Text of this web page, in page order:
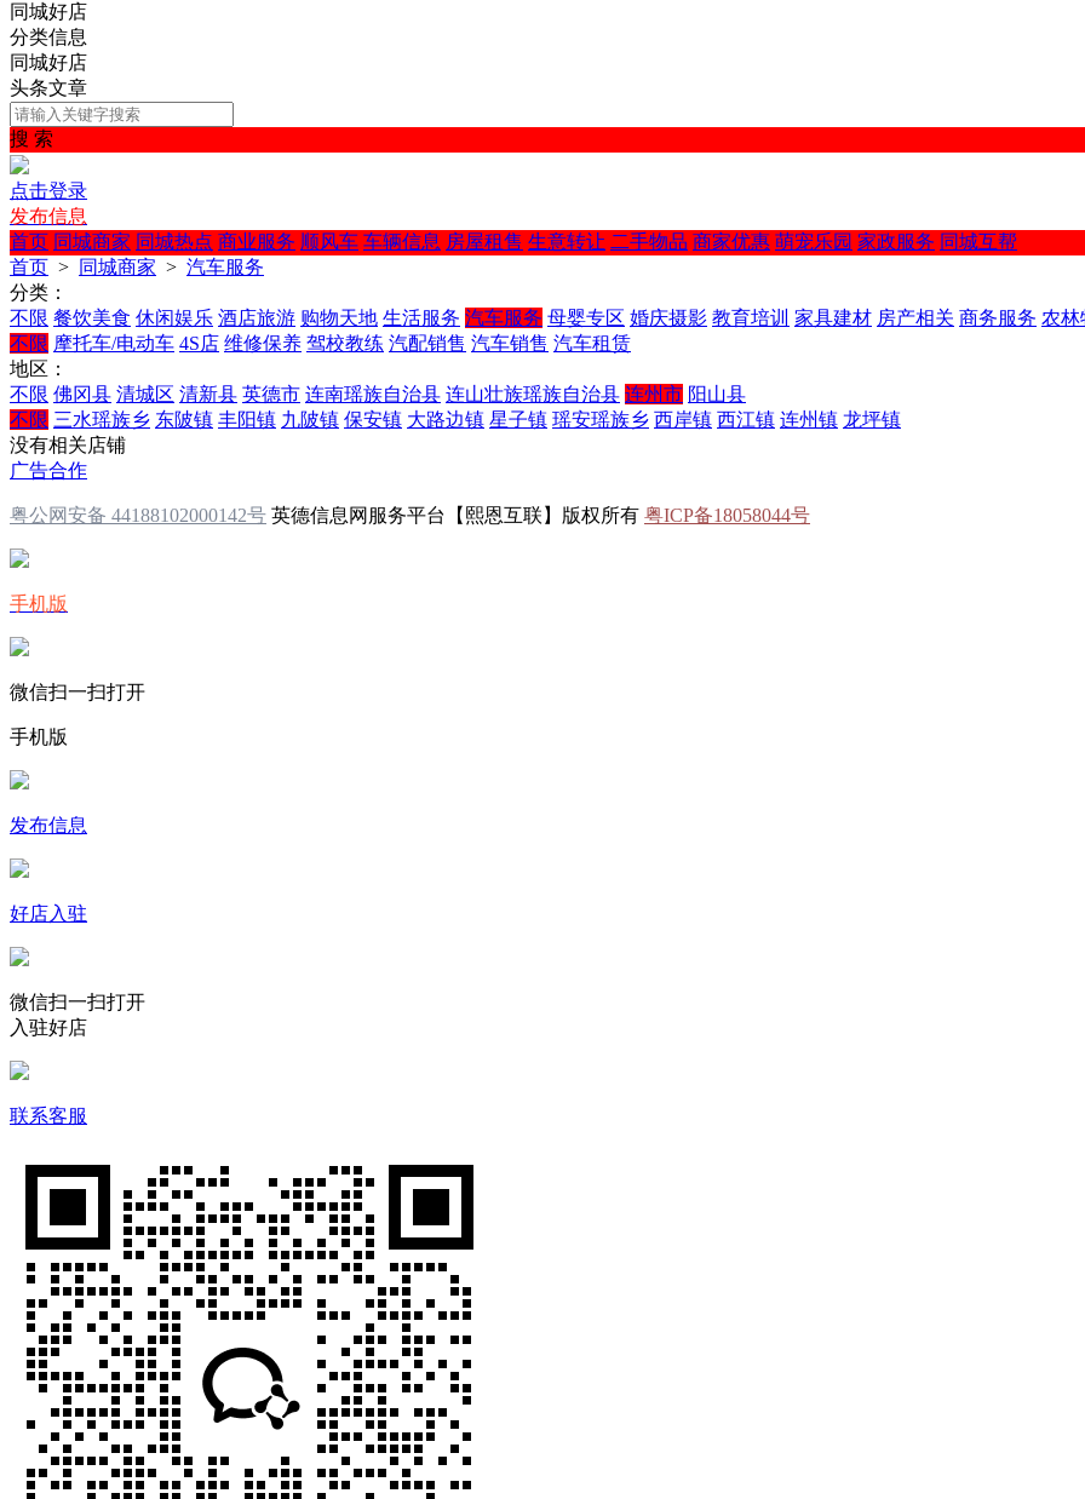
同城好店
分类信息
同城好店
头条文章
搜 索
点击登录
发布信息
首页 同城商家 同城热点 商业服务 顺风车 车辆信息 房屋租售 生意转让 二手物品 商家优惠 萌宠乐园 家政服务 同城互帮
首页 > 同城商家 > 汽车服务
分类：
不限 餐饮美食 休闲娱乐 酒店旅游 购物天地 生活服务 汽车服务 母婴专区 婚庆摄影 教育培训 家具建材 房产相关 商务服务 农林
不限 摩托车/电动车 4S店 维修保养 驾校教练 汽配销售 汽车销售 汽车租赁
地区：
不限 佛冈县 清城区 清新县 英德市 连南瑶族自治县 连山壮族瑶族自治县 连州市 阳山县
不限 三水瑶族乡 东陂镇 丰阳镇 九陂镇 保安镇 大路边镇 星子镇 瑶安瑶族乡 西岸镇 西江镇 连州镇 龙坪镇
没有相关店铺
广告合作
粤公网安备 44188102000142号 英德信息网服务平台【熙恩互联】版权所有 粤ICP备18058044号
手机版
微信扫一扫打开
手机版
发布信息
好店入驻
微信扫一扫打开
入驻好店
联系客服